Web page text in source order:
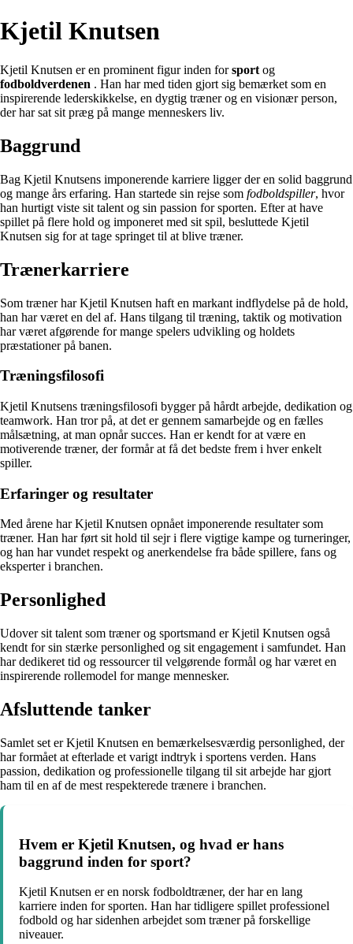
Kjetil Knutsen
Kjetil Knutsen er en prominent figur inden forsport og
fodboldverdenen . Han har med tiden gjort sig bemærket som en
inspirerende lederskikkelse, en dygtig træner og en visionær person,
der har sat sit præg på mange menneskers liv.
Baggrund
Bag Kjetil Knutsens imponerende karriere ligger der en solid baggrund
og mange års erfaring. Han startede sin rejse som fodboldspiller, hvor
han hurtigt viste sit talent og sin passion for sporten. Efter at have
spillet på flere hold og imponeret med sit spil, besluttede Kjetil
Knutsen sig for at tage springet til at blive træner.
Trænerkarriere
Som træner har Kjetil Knutsen haft en markant indflydelse på de hold,
han har været en del af. Hans tilgang til træning, taktik og motivation
har været afgørende for mange spelers udvikling og holdets
præstationer på banen.
Træningsfilosofi
Kjetil Knutsens træningsfilosofi bygger på hårdt arbejde, dedikation og
teamwork. Han tror på, at det er gennem samarbejde og en fælles
målsætning, at man opnår succes. Han er kendt for at være en
motiverende træner, der formår at få det bedste frem i hver enkelt
spiller.
Erfaringer og resultater
Med årene har Kjetil Knutsen opnået imponerende resultater som
træner. Han har ført sit hold til sejr i flere vigtige kampe og turneringer,
og han har vundet respekt og anerkendelse fra både spillere, fans og
eksperter i branchen.
Personlighed
Udover sit talent som træner og sportsmand er Kjetil Knutsen også
kendt for sin stærke personlighed og sit engagement i samfundet. Han
har dedikeret tid og ressourcer til velgørende formål og har været en
inspirerende rollemodel for mange mennesker.
Afsluttende tanker
Samlet set er Kjetil Knutsen en bemærkelsesværdig personlighed, der
har formået at efterlade et varigt indtryk i sportens verden. Hans
passion, dedikation og professionelle tilgang til sit arbejde har gjort
ham til en af de mest respekterede trænere i branchen.
Hvem er Kjetil Knutsen, og hvad er hans
baggrund inden for sport?
Kjetil Knutsen er en norsk fodboldtræner, der har en lang
karriere inden for sporten. Han har tidligere spillet professionel
fodbold og har sidenhen arbejdet som træner på forskellige
niveauer.